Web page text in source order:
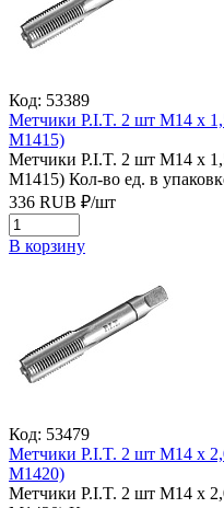
Код: 53389
Метчики P.I.T. 2 шт M14 x
M1415)
Метчики P.I.T. 2 шт M14 x
M1415) Кол-во ед. в
336 RUB ₽/шт
В корзину
Код: 53479
Метчики P.I.T. 2 шт M14 x
M1420)
Метчики P.I.T. 2 шт M14 x